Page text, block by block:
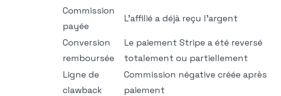
Commission
payée
L'affilié a déjà reçu l'argent
Conversion
remboursée
Le paiement Stripe a été reversé
totalement ou partiellement
Ligne de
clawback
Commission négative créée après
paiement